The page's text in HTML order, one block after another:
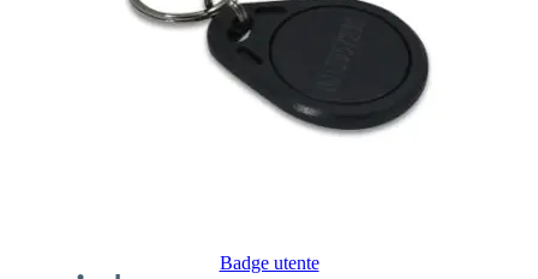
Badge utente